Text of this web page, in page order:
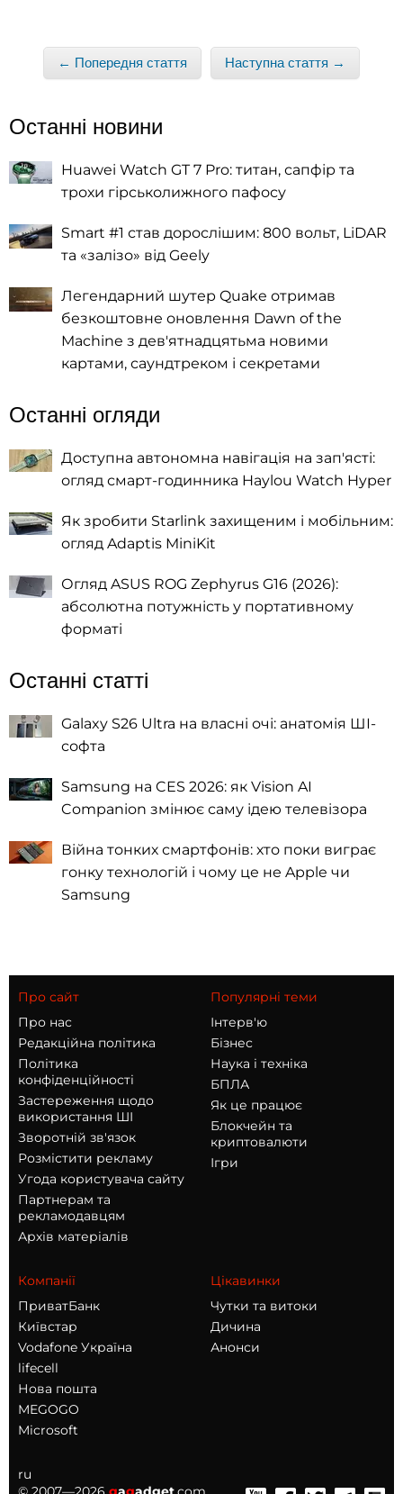
← Попередня стаття Наступна стаття →
Останні новини
Huawei Watch GT 7 Pro: титан, сапфір та
трохи гірськолижного пафосу
Smart #1 став дорослішим: 800 вольт, LiDAR
та «залізо» від Geely
Легендарний шутер Quake отримав
безкоштовне оновлення Dawn of the
Machine з дев'ятнадцятьма новими
картами, саундтреком і секретами
Останні огляди
Доступна автономна навігація на зап'ясті:
огляд смарт-годинника Haylou Watch Hyper
Як зробити Starlink захищеним і мобільним:
огляд Adaptis MiniKit
Огляд ASUS ROG Zephyrus G16 (2026):
абсолютна потужність у портативному
форматі
Останні статті
Galaxy S26 Ultra на власні очі: анатомія ШІ-
софта
Samsung на CES 2026: як Vision AI
Companion змінює саму ідею телевізора
Війна тонких смартфонів: хто поки виграє
гонку технологій і чому це не Apple чи
Samsung
Про сайт
Про нас
Редакційна політика
Політика
конфіденційності
Застереження щодо
використання ШІ
Зворотній зв'язок
Розмістити рекламу
Угода користувача сайту
Партнерам та
рекламодавцям
Архів матеріалів
Популярні теми
Інтерв'ю
Бізнес
Наука і техніка
БПЛА
Як це працює
Блокчейн та
криптовалюти
Ігри
Компанії
ПриватБанк
Київстар
Vodafone Україна
lifecell
Нова пошта
MEGOGO
Microsoft
Цікавинки
Чутки та витоки
Дичина
Анонси
ru